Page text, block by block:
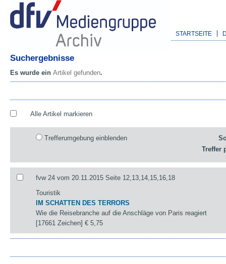
STARTSEITE
Suchergebnisse
Es wurde ein Artikel gefunden.
Alle Artikel markieren
Trefferumgebung einblenden
Treffer
fvw 24 vom 20.11.2015 Seite 12,13,14,15,16,18
Touristik
IM SCHATTEN DES TERRORS
Wie die Reisebranche auf die Anschläge von Paris reagiert
[17661 Zeichen]€ 5,75